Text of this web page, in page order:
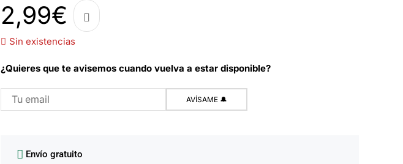
2,99€
Sin existencias
¿Quieres que te avisemos cuando vuelva a estar disponible?
Envío gratuito